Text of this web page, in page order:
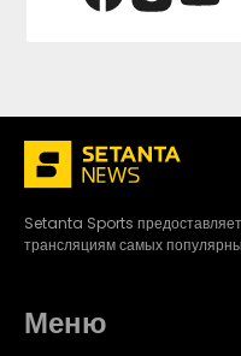
Setanta Sports
трансляциям самых
Меню